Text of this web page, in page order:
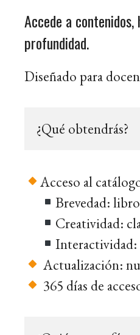
Accede a
profundidad.
Diseñado para
¿Qué obtendrás?
Acceso al
Brevedad:
Creatividad:
Interactividad:
Actualización:
365 días de